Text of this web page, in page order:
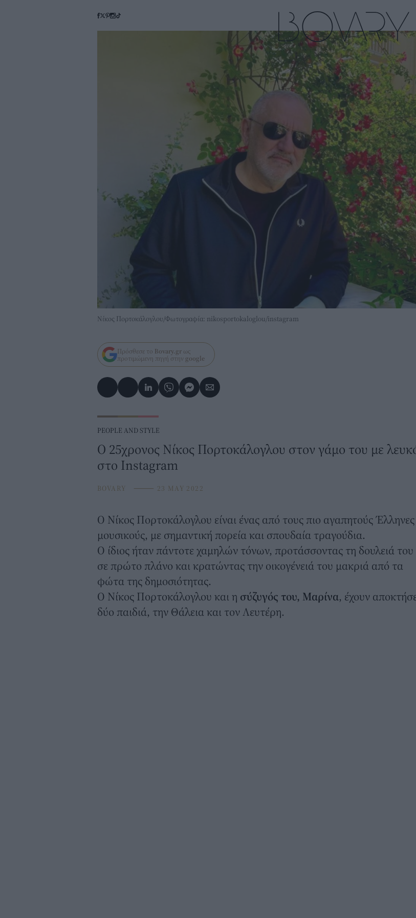
Νίκος Πορτοκάλογλου/Φωτογραφία: nikosportokaloglou/instagram
Πρόσθεσε το Bovary.gr ως
προτιμώμενη πηγή στην google
PEOPLE AND STYLE
Ο 25χρονος Νίκος Πορτοκάλογλου στον γάμο του με
στο Instagram
BOVARY ⸻ 23 MAY 2022
Ο Νίκος Πορτοκάλογλου είναι ένας από τους πιο αγαπητούς Έλληνες
μουσικούς, με σημαντική πορεία και σπουδαία τραγούδια.
Ο ίδιος ήταν πάντοτε χαμηλών τόνων, προτάσσοντας τη δουλειά του
σε πρώτο πλάνο και κρατώντας την οικογένειά του μακριά από τα
φώτα της δημοσιότητας.
Ο Νίκος Πορτοκάλογλου και η σύζυγός του, Μαρίνα, έχουν
δύο παιδιά, την Θάλεια και τον Λευτέρη.